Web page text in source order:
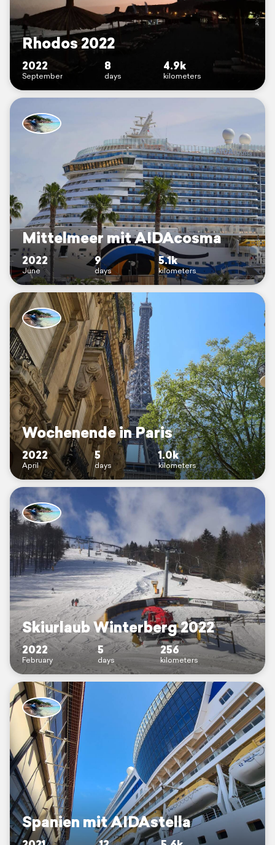
Rhodos 2022
2022
September
8
days
4.9k
kilometers
Mittelmeer mit AIDAcosma
2022
June
9
days
5.1k
kilometers
Wochenende in Paris
2022
April
5
days
1.0k
kilometers
Skiurlaub Winterberg 2022
2022
February
5
days
256
kilometers
Spanien mit AIDAstella